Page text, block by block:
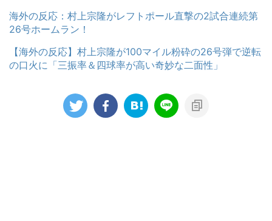
海外の反応：村上宗隆がレフトポール直撃の2試合連続第
26号ホームラン！
【海外の反応】村上宗隆が100マイル粉砕の26号弾で逆転
の口火に「三振率＆四球率が高い奇妙な二面性」